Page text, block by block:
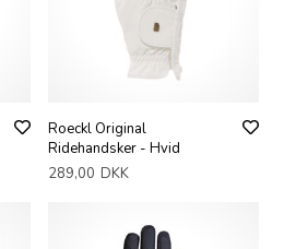
Roeckl Original
Ridehandsker - Hvid
289,00 DKK